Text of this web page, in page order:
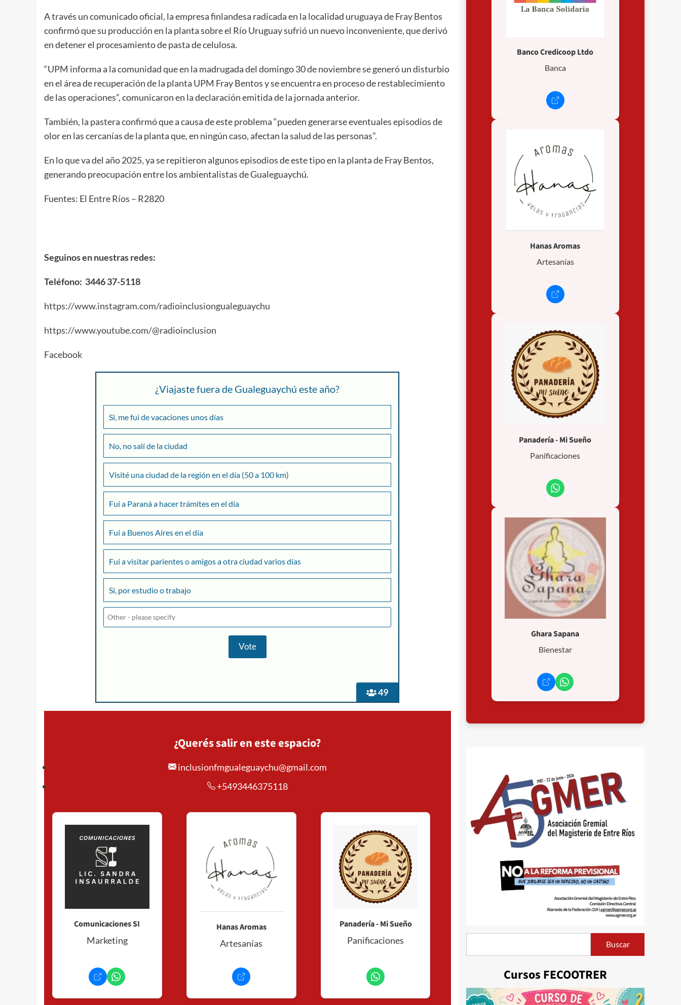
A través un comunicado oficial, la empresa finlandesa radicada en la localidad uruguaya de Fray Bentos
confirmó que su producción en la planta sobre el Río Uruguay sufrió un nuevo inconveniente, que derivó
en detener el procesamiento de pasta de celulosa.
“UPM informa a la comunidad que en la madrugada del domingo 30 de noviembre se generó un disturbio
en el área de recuperación de la planta UPM Fray Bentos y se encuentra en proceso de restablecimiento
de las operaciones”, comunicaron en la declaración emitida de la jornada anterior.
También, la pastera confirmó que a causa de este problema “pueden generarse eventuales episodios de
olor en las cercanías de la planta que, en ningún caso, afectan la salud de las personas”.
En lo que va del año 2025, ya se repitieron algunos episodios de este tipo en la planta de Fray Bentos,
generando preocupación entre los ambientalistas de Gualeguaychú.
Fuentes: El Entre Ríos – R2820
Seguinos en nuestras redes:
Teléfono: 3446 37-5118
https://www.instagram.com/radioinclusiongualeguaychu
https://www.youtube.com/@radioinclusion
Facebook
49
¿Viajaste fuera de Gualeguaychú este año?
Si, me fui de vacaciones unos días
No, no salí de la ciudad
Visité una ciudad de la región en el día (50 a 100 km)
Fui a Paraná a hacer trámites en el día
Fui a Buenos Aires en el día
Fui a visitar parientes o amigos a otra ciudad varios días
Si, por estudio o trabajo
¿Querés salir en este espacio?
inclusionfmgualeguaychu@gmail.com
+5493446375118
Comunicaciones SI
Marketing
Hanas Aromas
Artesanías
Panadería - Mi Sueño
Panificaciones
Banco Credicoop Ltdo
Banca
Hanas Aromas
Artesanías
Panadería - Mi Sueño
Panificaciones
Ghara Sapana
Bienestar
Buscar
Cursos FECOOTRER